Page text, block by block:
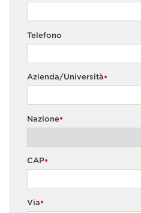
Telefono
*
Azienda/Università
*
Nazione
*
CAP
*
Via